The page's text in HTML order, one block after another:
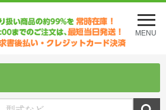
メ
ニ
ュ
を
MENU